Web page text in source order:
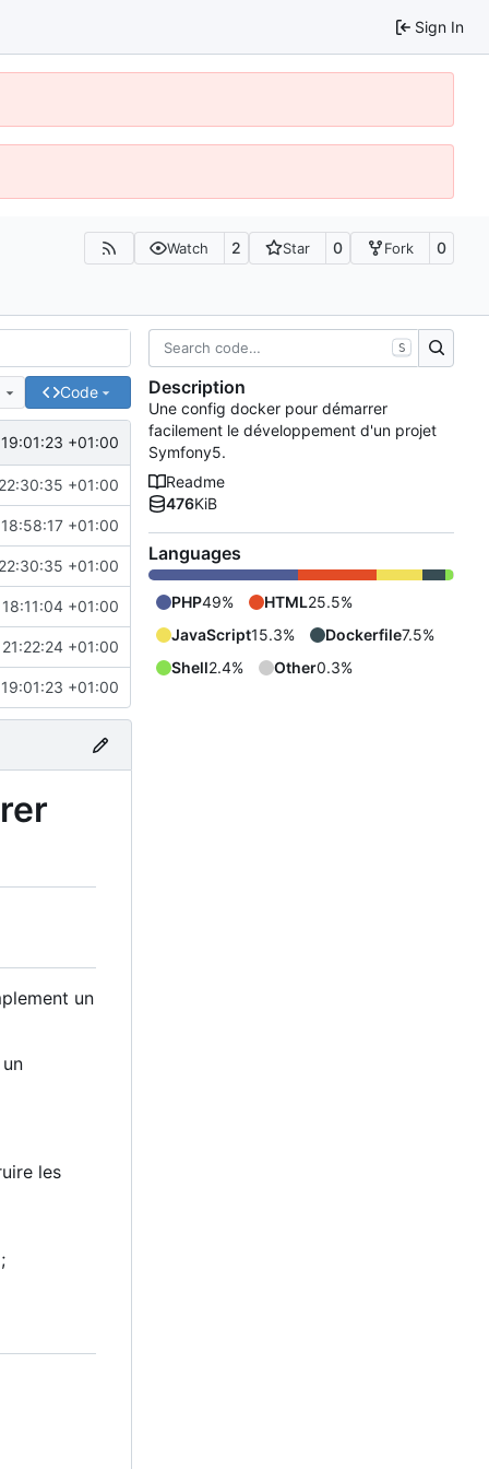
Sign In
Watch 2 Star 0 Fork 0
Code
+01:00
+01:00
+01:00
+01:00
+01:00
+01:00
+01:00
un
les
S
Description
Une config docker pour démarrer
facilement le développement d'un projet
Symfony5.
Readme
476KiB
Languages
PHP49% HTML25.5%
JavaScript15.3% Dockerfile7.5%
Shell2.4% Other0.3%